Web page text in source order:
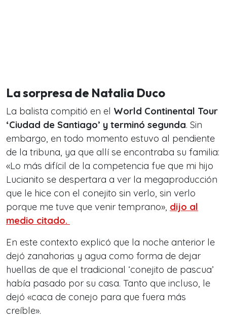
La sorpresa de Natalia Duco
La balista compitió en el World Continental Tour
‘Ciudad de Santiago’ y terminó segunda. Sin
embargo, en todo momento estuvo al pendiente
de la tribuna, ya que allí se encontraba su familia:
«Lo más difícil de la competencia fue que mi hijo
Lucianito se despertara a ver la megaproducción
que le hice con el conejito sin verlo, sin verlo
porque me tuve que venir temprano», dijo al
medio citado.
En este contexto explicó que la noche anterior le
dejó zanahorias y agua como forma de dejar
huellas de que el tradicional ‘conejito de pascua’
había pasado por su casa. Tanto que incluso, le
dejó «caca de conejo para que fuera más
creíble».